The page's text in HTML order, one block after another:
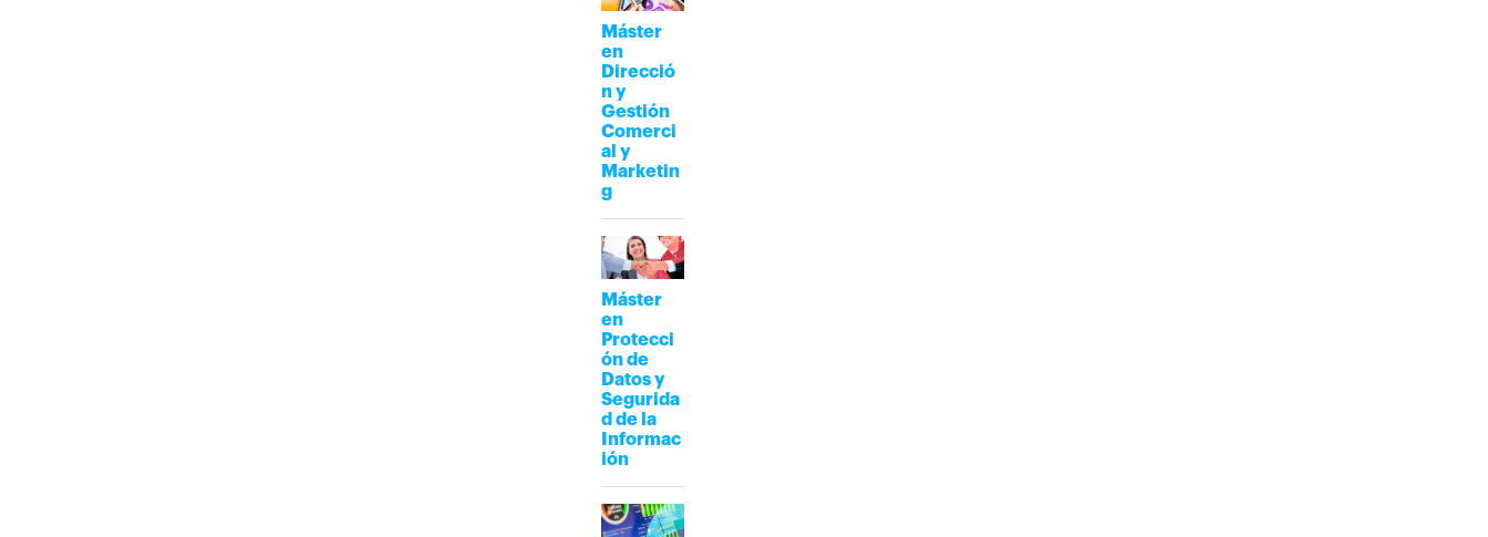
Máster
en
Direcció
n y
Gestión
Comerci
al y
Marketin
g
Máster
en
Protecci
ón de
Datos y
Segurida
d de la
Informac
ión